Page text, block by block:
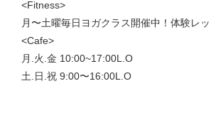
<Fitness>
月〜土曜毎日ヨガクラス開催中！体験レ
<Cafe>
月.火.金 10:00~17:00L.O
土.日.祝 9:00〜16:00L.O